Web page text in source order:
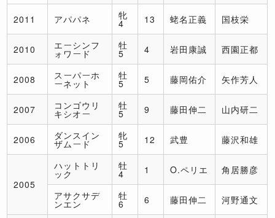
2011 アパパネ 牝
4 13 蛯名正義 国枝栄
2010 エーシンフ
ォワード
牡
5 4 岩田康誠 西園正都
2008 スーパーホ
ーネット
牡
5 5 藤岡佑介 矢作芳人
2007 コンゴウリ
キシオー
牡
5 9 藤田伸二 山内研二
2006 ダンスイン
ザムード
牝
5 12 武豊 藤沢和雄
2005
ハットトリ
ック
牡
4 1 O.ペリエ 角居勝彦
アサクサデ
ンエン
牡
6 6 藤田伸二 河野通文